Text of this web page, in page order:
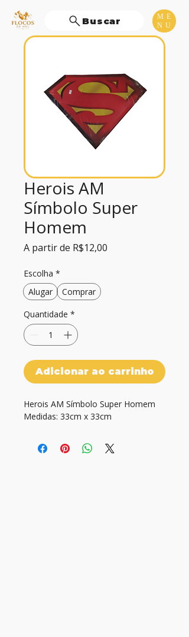
ME
NU
Buscar
Herois AM
Símbolo Super
Homem
A partir de R$12,00
Escolha *
Alugar
Comprar
Quantidade *
Adicionar ao carrinho
Herois AM Símbolo Super Homem
Medidas: 33cm x 33cm